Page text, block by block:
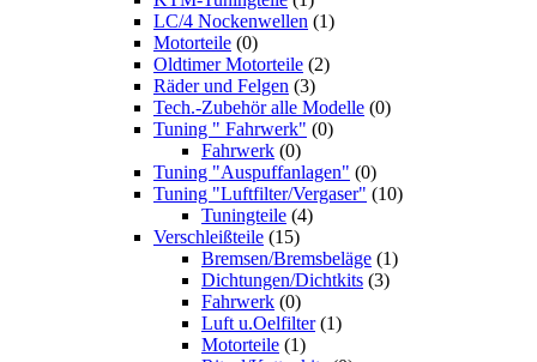
LC/4 Nockenwellen (1)
Motorteile (0)
Oldtimer Motorteile (2)
Räder und Felgen (3)
Tech.-Zubehör alle Modelle (0)
Tuning " Fahrwerk" (0)
Fahrwerk (0)
Tuning "Auspuffanlagen" (0)
Tuning "Luftfilter/Vergaser" (10)
Tuningteile (4)
Verschleißteile (15)
Bremsen/Bremsbeläge (1)
Dichtungen/Dichtkits (3)
Fahrwerk (0)
Luft u.Oelfilter (1)
Motorteile (1)